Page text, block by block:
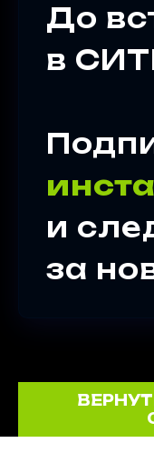
До
в
и
за